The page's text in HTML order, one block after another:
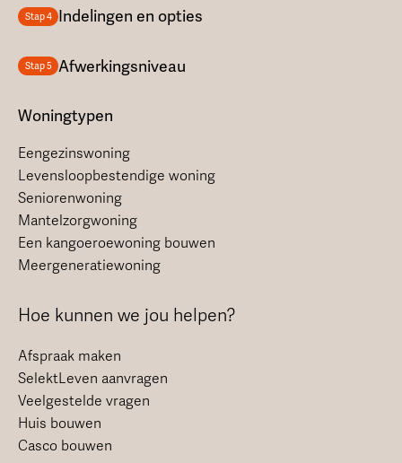
Stap 4 Indelingen en opties
Stap 5 Afwerkingsniveau
Woningtypen
Eengezinswoning
Levensloopbestendige woning
Seniorenwoning
Mantelzorgwoning
Een kangoeroewoning bouwen
Meergeneratiewoning
Hoe kunnen we jou helpen?
Afspraak maken
SelektLeven aanvragen
Veelgestelde vragen
Huis bouwen
Casco bouwen